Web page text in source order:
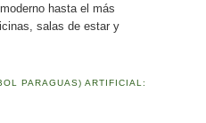
hasta el más
salas de estar y
PARAGUAS) ARTIFICIAL: